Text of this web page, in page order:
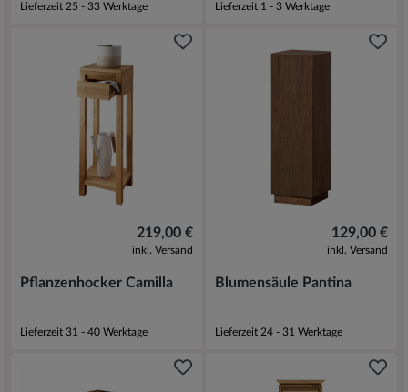
Lieferzeit 25 - 33 Werktage Lieferzeit 1 - 3 Werktage
219,00 €
inkl. Versand
Pflanzenhocker Camilla
Lieferzeit 31 - 40 Werktage
129,00 €
inkl. Versand
Blumensäule Pantina
Lieferzeit 24 - 31 Werktage